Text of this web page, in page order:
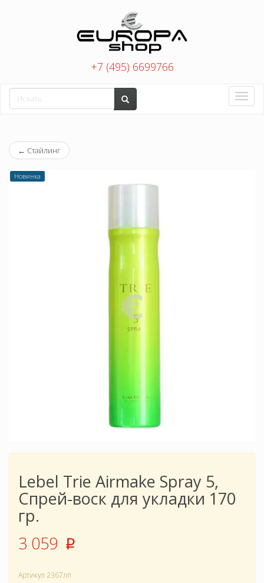
+7 (495) 6699766
Toggle
← Стайлинг
Новинка
Lebel Trie Airmake Spray 5,
Спрей-воск для укладки 170
гр.
3 059 p
Артикул 2367лп